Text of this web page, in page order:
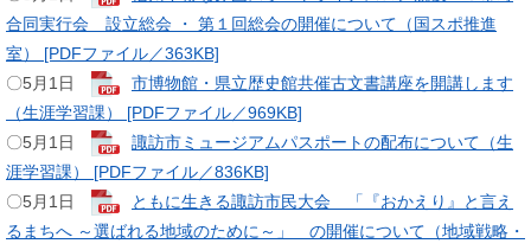
合同実行会 設立総会 ・ 第１回総会の開催について（国スポ推進
室） [PDFファイル／363KB]
​〇5月1日
市博物館・県立歴史館共催古文書講座を開講します
（生涯学習課） [PDFファイル／969KB]
​〇5月1日
諏訪市ミュージアムパスポートの配布について（生
涯学習課） [PDFファイル／836KB]
〇5月1日
ともに生きる諏訪市民大会 「『おかえり』と言え
るまちへ ～選ばれる地域のために～」 の開催について（地域戦略・